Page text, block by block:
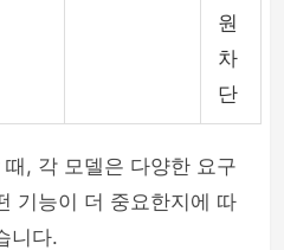
원
차
단
, 각 모델은 다양한 요구
기능이 더 중요한지에 따
니다.